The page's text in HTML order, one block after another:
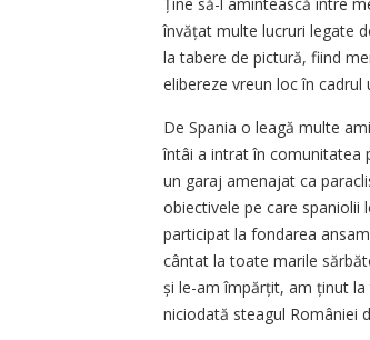
învățat multe lucruri legate
la tabere de pictură, fiind
elibereze vreun loc în cadrul
De Spania o leagă multe
întâi a intrat în comunitatea
un garaj amenajat ca
obiectivele pe care spaniolii
participat la fondarea
cântat la toate marile
și le-am împărțit, am ținut
niciodată steagul României